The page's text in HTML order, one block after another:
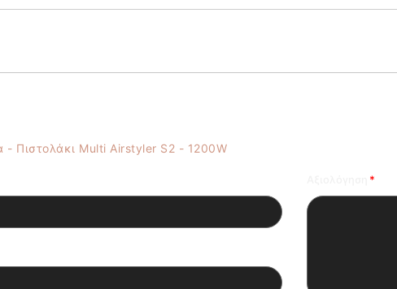
Max Pro Ηλεκτρική Βούρτσα - Πιστολάκι Multi Airstyler S2 - 1200W